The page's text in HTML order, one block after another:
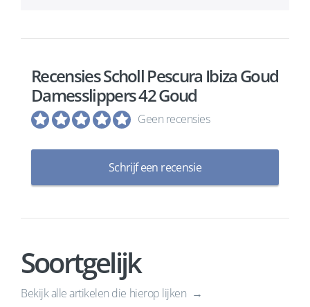
Recensies Scholl Pescura Ibiza Goud
Damesslippers 42 Goud
Geen recensies
Schrijf een recensie
Soortgelijk
Bekijk alle artikelen die hierop lijken